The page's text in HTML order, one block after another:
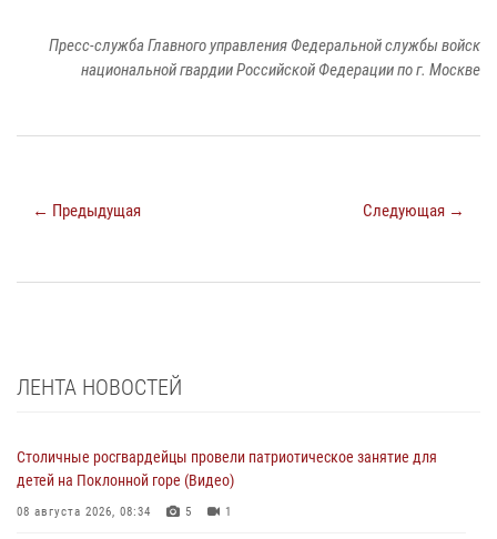
Пресс-служба Главного управления Федеральной службы войск
национальной гвардии Российской Федерации по г. Москве
← Предыдущая Следующая →
ЛЕНТА НОВОСТЕЙ
Столичные росгвардейцы провели патриотическое занятие для
детей на Поклонной горе (Видео)
08 августа 2026, 08:34 5 1